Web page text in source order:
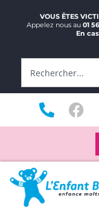
VOUS ÊTES
Appelez nous au 01
En